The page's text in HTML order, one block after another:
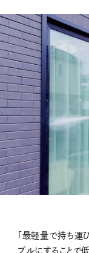
「最軽量で持ち運
プルにすることで